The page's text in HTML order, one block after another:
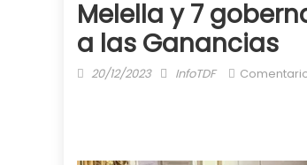
Melella y 7
a las Ganancias
Posted
20/12/2023 Author
InfoTDF